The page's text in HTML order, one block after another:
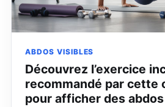
ABDOS VISIBLES
Découvrez l’exercice
recommandé par cette
pour afficher des